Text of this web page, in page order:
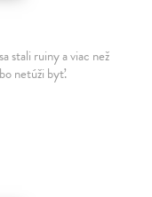
stali ruiny a viac než
netúži byť.